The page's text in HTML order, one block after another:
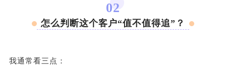
02
怎么判断这个客户“值不值得追”？
我通常看三点：